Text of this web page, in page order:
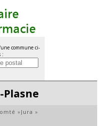
commune ci-
:
» Jura »